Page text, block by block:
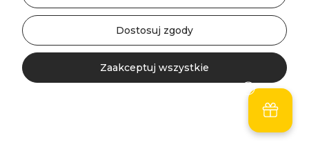
35,00 zł
Do koszyka
Koszyk
Dostosuj zgody
Zaakceptuj wszystkie